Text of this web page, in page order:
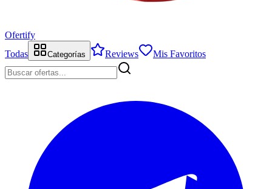
Ofertify
Todas
Categorías Reviews Mis Favoritos